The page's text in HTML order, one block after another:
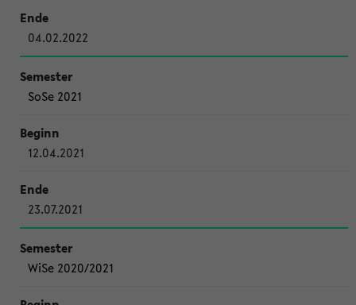
04.02.2022
SoSe 2021
12.04.2021
23.07.2021
WiSe 2020/2021